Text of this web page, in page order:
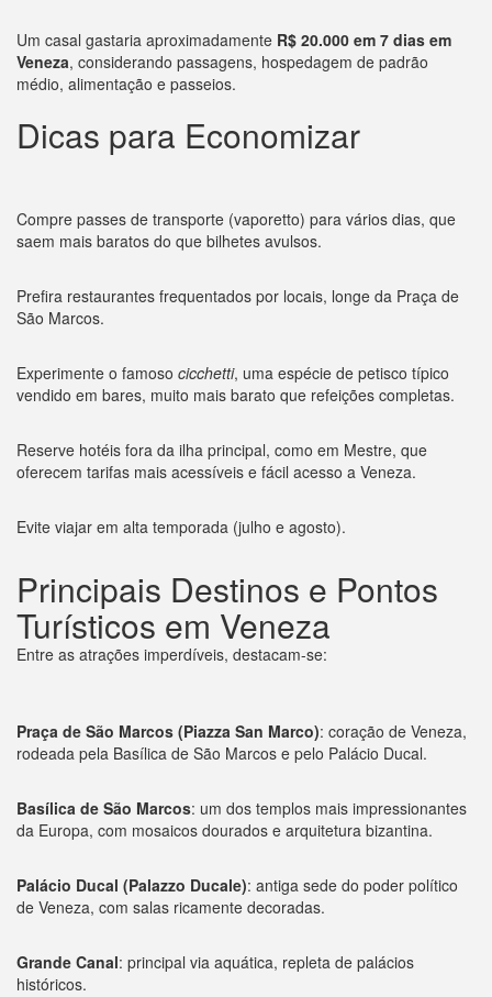
Um casal gastaria aproximadamente R$ 20.000 em 7 dias em
Veneza, considerando passagens, hospedagem de padrão
médio, alimentação e passeios.
Dicas para Economizar
Compre passes de transporte (vaporetto) para vários dias, que
saem mais baratos do que bilhetes avulsos.
Prefira restaurantes frequentados por locais, longe da Praça de
São Marcos.
Experimente o famoso cicchetti, uma espécie de petisco típico
vendido em bares, muito mais barato que refeições completas.
Reserve hotéis fora da ilha principal, como em Mestre, que
oferecem tarifas mais acessíveis e fácil acesso a Veneza.
Evite viajar em alta temporada (julho e agosto).
Principais Destinos e Pontos
Turísticos em Veneza
Entre as atrações imperdíveis, destacam-se:
Praça de São Marcos (Piazza San Marco): coração de Veneza,
rodeada pela Basílica de São Marcos e pelo Palácio Ducal.
Basílica de São Marcos: um dos templos mais impressionantes
da Europa, com mosaicos dourados e arquitetura bizantina.
Palácio Ducal (Palazzo Ducale): antiga sede do poder político
de Veneza, com salas ricamente decoradas.
Grande Canal: principal via aquática, repleta de palácios
históricos.